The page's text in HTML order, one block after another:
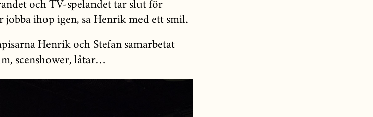
och TV-spelandet tar slut för
jobba ihop igen, sa Henrik med ett smil.
Henrik och Stefan samarbetat
scenshower, låtar…